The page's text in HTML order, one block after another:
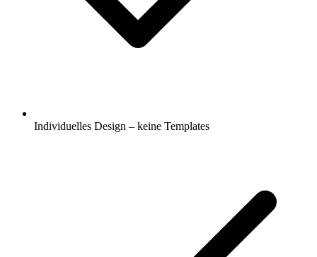
Individuelles Design – keine Templates